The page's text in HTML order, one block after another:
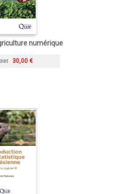
numérique
30,00 €